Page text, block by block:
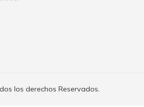
los derechos Reservados.